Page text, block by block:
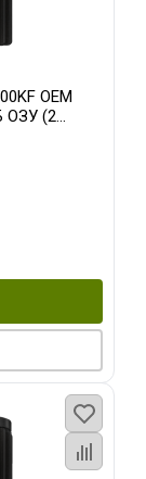
OEM
ОЗУ (2
Bit 3xDP